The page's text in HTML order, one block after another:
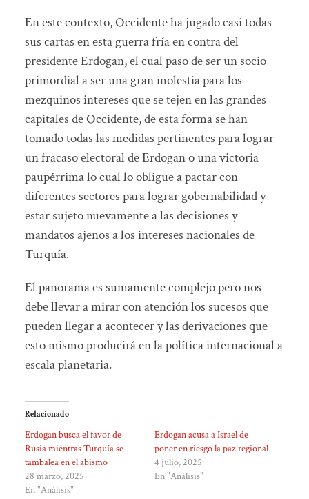
En este contexto, Occidente ha jugado casi todas
sus cartas en esta guerra fría en contra del
presidente Erdogan, el cual paso de ser un socio
primordial a ser una gran molestia para los
mezquinos intereses que se tejen en las grandes
capitales de Occidente, de esta forma se han
tomado todas las medidas pertinentes para lograr
un fracaso electoral de Erdogan o una victoria
paupérrima lo cual lo obligue a pactar con
diferentes sectores para lograr gobernabilidad y
estar sujeto nuevamente a las decisiones y
mandatos ajenos a los intereses nacionales de
Turquía.
El panorama es sumamente complejo pero nos
debe llevar a mirar con atención los sucesos que
pueden llegar a acontecer y las derivaciones que
esto mismo producirá en la política internacional a
escala planetaria.
Relacionado
Erdogan busca el favor de
Rusia mientras Turquía se
tambalea en el abismo
28 marzo, 2025
En "Análisis"
Erdogan acusa a Israel de
poner en riesgo la paz regional
4 julio, 2025
En "Análisis"